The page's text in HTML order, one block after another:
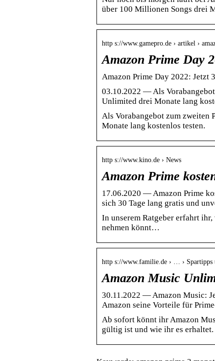
über 100 Millionen Songs drei
http s://www.gamepro.de › artikel ›
Amazon Prime Day
Amazon Prime Day 2022:
03.10.2022 — Als
Unlimited drei Monate lang
Als Vorabangebot zum
Monate lang kostenlos testen.
http s://www.kino.de › News
Amazon Prime
17.06.2020 — Amazon Prime
sich 30 Tage lang gratis und
In unserem Ratgeber erfahrt
nehmen könnt…
http s://www.familie.de › … › Spartipps
Amazon Music
30.11.2022 — Amazon Music:
Amazon seine Vorteile für
Ab sofort könnt ihr Amazon
gültig ist und wie ihr es erhaltet.